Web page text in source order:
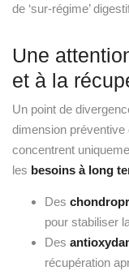
de ‘sur-régime’
Une
et à la
Un point de
dimension
concentrent
les besoins à long
Des
pour stabiliser
Des
récupération